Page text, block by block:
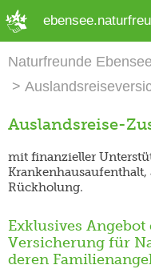
Naturfreunde Ebensee
Auslandsreise-
mit finanzieller
Rückholung.
Exklusives
Versicherung für
deren